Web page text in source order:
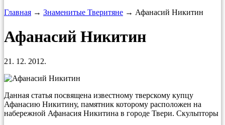
Главная → Знаменитые Тверитяне → Афанасий Никитин
Афанасий Никитин
21. 12. 2012.
Данная статья посвящена известному тверскому купцу
Афанасию Никитину, памятник которому расположен на
набережной Афанасия Никитина в городе Твери. Скульпторы